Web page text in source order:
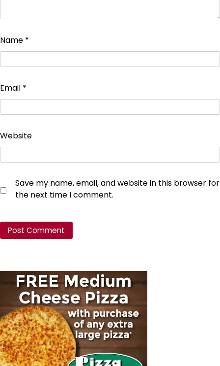
Name *
Email *
Website
Save my name, email, and website in this browser for
the next time I comment.